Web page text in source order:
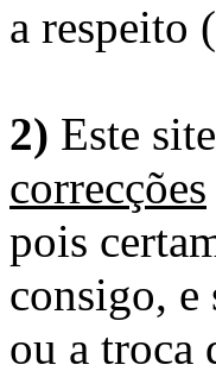
a respeito
2) Este
correcções
pois
consigo, e
ou a troca